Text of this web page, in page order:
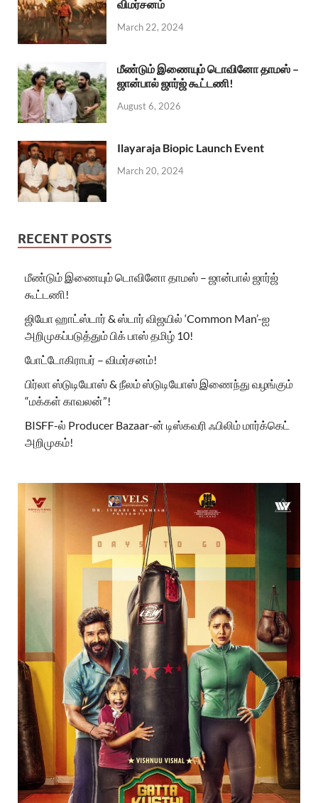
விமர்சனம்
March 22, 2024
மீண்டும் இணையும் டொவினோ தாமஸ் –
ஜான்பால் ஜார்ஜ் கூட்டணி!
August 6, 2026
Ilayaraja Biopic Launch Event
March 20, 2024
RECENT POSTS
மீண்டும் இணையும் டொவினோ தாமஸ் – ஜான்பால் ஜார்ஜ்
கூட்டணி!
ஜியோ ஹாட்ஸ்டார் & ஸ்டார் விஜயில் ‘Common Man’-ஐ
அறிமுகப்படுத்தும் பிக் பாஸ் தமிழ் 10!
போட்டோகிராபர் – விமர்சனம்!
பிர்லா ஸ்டுடியோஸ் & நீலம் ஸ்டுடியோஸ் இணைந்து வழங்கும்
“மக்கள் காவலன்”!
BISFF-ல் Producer Bazaar-ன் டிஸ்கவரி ஃபிலிம் மார்க்கெட்
அறிமுகம்!